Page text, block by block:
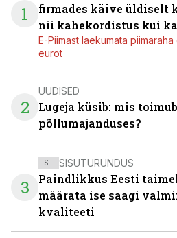
1
firmades käive üldiselt
nii kahekordistus kui
E-Piimast laekumata
eurot
2
UUDISED
Lugeja küsib: mis
põllumajanduses?
3
ST SISUTURUNDUS
Paindlikkus Eesti
määrata ise saagi
kvaliteeti